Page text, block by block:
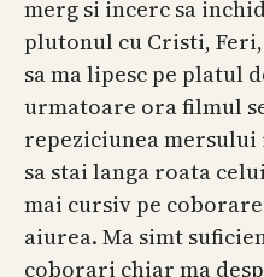
merg si incerc sa
plutonul cu Cristi, Feri,
sa ma lipesc pe platul
urmatoare ora filmul
repeziciunea
sa stai langa roata
mai cursiv pe
aiurea. Ma simt
coborari chiar ma